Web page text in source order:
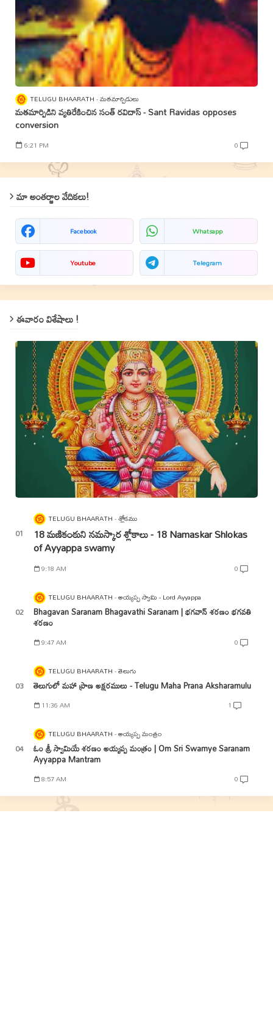
TELUGU BHAARATH మతమార్పిడులు
మతమార్పిడిని వ్యతిరేకించిన సంత్‌ రవిదాస్‌ - Sant Ravidas opposes
conversion
6:21 PM 0
మా అంతర్జాల వేదికలు!
Facebook Whatsapp
Youtube Telegram
ఈవారం విశేషాలు !
TELUGU BHAARATH శ్లోకము
18 మణికంఠుని నమస్కార శ్లోకాలు - 18 Namaskar Shlokas
of Ayyappa swamy
9:18 AM 0
TELUGU BHAARATH అయ్యప్ప స్వామి - Lord Ayyappa
Bhagavan Saranam Bhagavathi Saranam | భగవాన్ శరణం భగవతి
శరణం
9:47 AM 0
TELUGU BHAARATH తెలుగు
తెలుగులో మహా ప్రాణ అక్షరములు - Telugu Maha Prana Aksharamulu
11:36 AM 1
TELUGU BHAARATH అయ్యప్ప మంత్రం
ఓం శ్రీ స్వామియే శరణం అయ్యప్ప మంత్రం | Om Sri Swamye Saranam
Ayyappa Mantram
8:57 AM 0